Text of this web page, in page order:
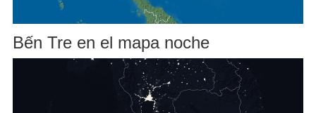
Bến Tre en el mapa noche